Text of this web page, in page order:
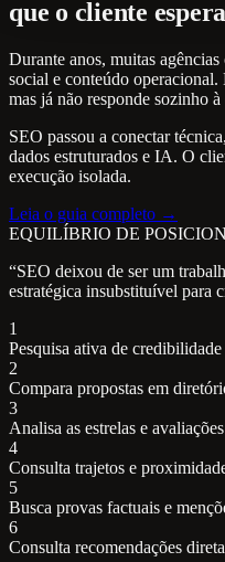
que o cliente
Durante anos, muitas
social e conteúdo
mas já não responde sozinho
SEO passou a conectar
dados estruturados e IA. O
execução isolada.
Leia o guia completo →
EQUILÍBRIO DE
“SEO deixou de ser um
estratégica insubstituível para
1
Pesquisa ativa de
2
Compara propostas em
3
Analisa as estrelas e
4
Consulta trajetos e
5
Busca provas factuais e
6
Consulta recomendações